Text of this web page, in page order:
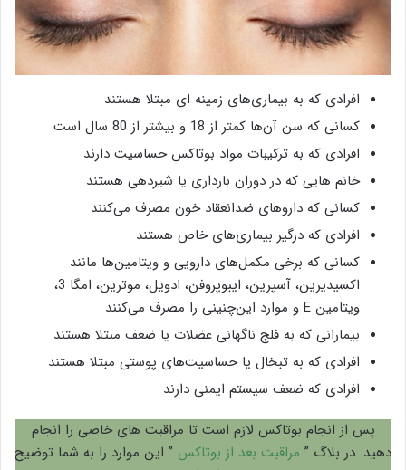
افرادی که به بیماری‌های زمینه ای مبتلا هستند
کسانی که سن آن‌ها کمتر از 18 و بیشتر از 80 سال است
افرادی که به ترکیبات مواد بوتاکس حساسیت دارند
خانم هایی که در دوران بارداری یا شیردهی هستند
کسانی که داروهای ضدانعقاد خون مصرف می‌کنند
افرادی که درگیر بیماری‌های خاص هستند
کسانی که برخی مکمل‌های دارویی و ویتامین‌ها مانند
اکسیدیرین، آسپرین، ایبوپروفن، ادویل، موترین، امگا 3،
ویتامین E و موارد این‌چنینی را مصرف می‌کنند
بیمارانی که به فلج ناگهانی عضلات یا ضعف مبتلا هستند
افرادی که به تبخال یا حساسیت‌های پوستی مبتلا هستند
افرادی که ضعف سیستم ایمنی دارند
پس از انجام بوتاکس لازم است تا مراقبت های خاصی را انجام
دهید. در بلاگ ” مراقبت بعد از بوتاکس ” این موارد را به شما توضیح